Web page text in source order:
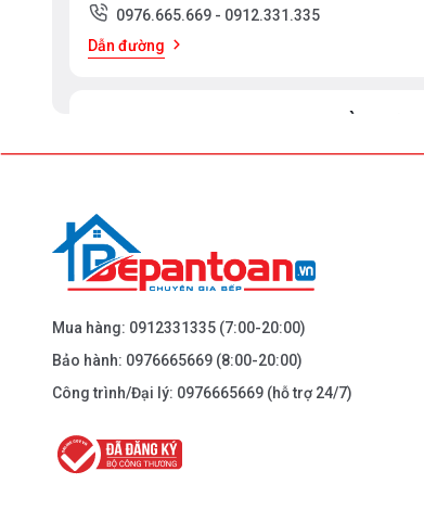
0976.665.669 - 0912.331.335
Dẫn đường
BEPANTOAN.VN - ĐẠI LA - HAI BÀ TRƯNG -
Dẫn đường
BEPANTOAN.VN - NGUYỄN TRÃI - THANH
Dẫn đường
Mua hàng: 0912331335 (7:00-20:00)
Bảo hành: 0976665669 (8:00-20:00)
Công trình/Đại lý: 0976665669 (hỗ trợ 24/7)